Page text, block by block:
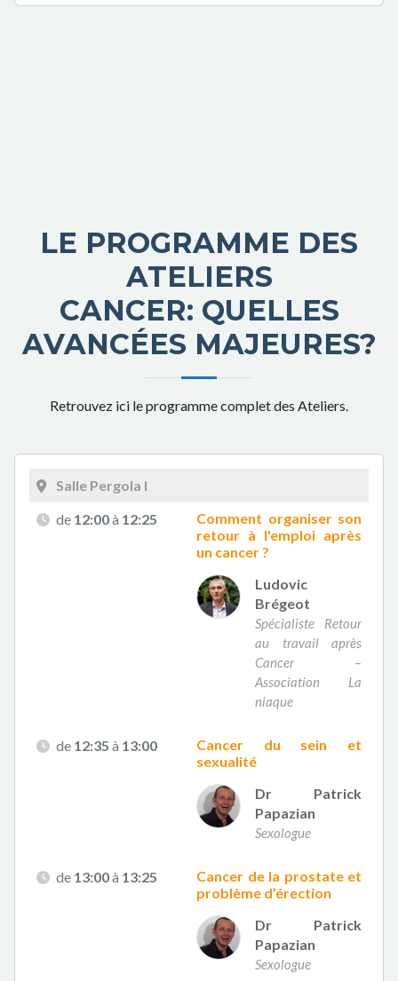
LE PROGRAMME DES
ATELIERS
CANCER: QUELLES
AVANCÉES MAJEURES?
Retrouvez ici le programme complet des Ateliers.
Salle Pergola I
de 12:00à 12:25
Comment organiser son
retour à l'emploi après
un cancer ?
Ludovic
Brégeot
Spécialiste Retour
au travail après
Cancer –
Association La
niaque
de 12:35 à 13:00
Cancer du sein et
sexualité
Dr Patrick
Papazian
Sexologue
de 13:00à 13:25
Cancer de la prostate et
problème d’érection
Dr Patrick
Papazian
Sexologue